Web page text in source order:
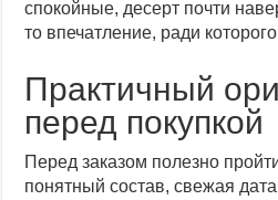
спокойные, десерт почти
то впечатление, ради
Практичный
перед покупкой
Перед заказом полезно
понятный состав, свежая